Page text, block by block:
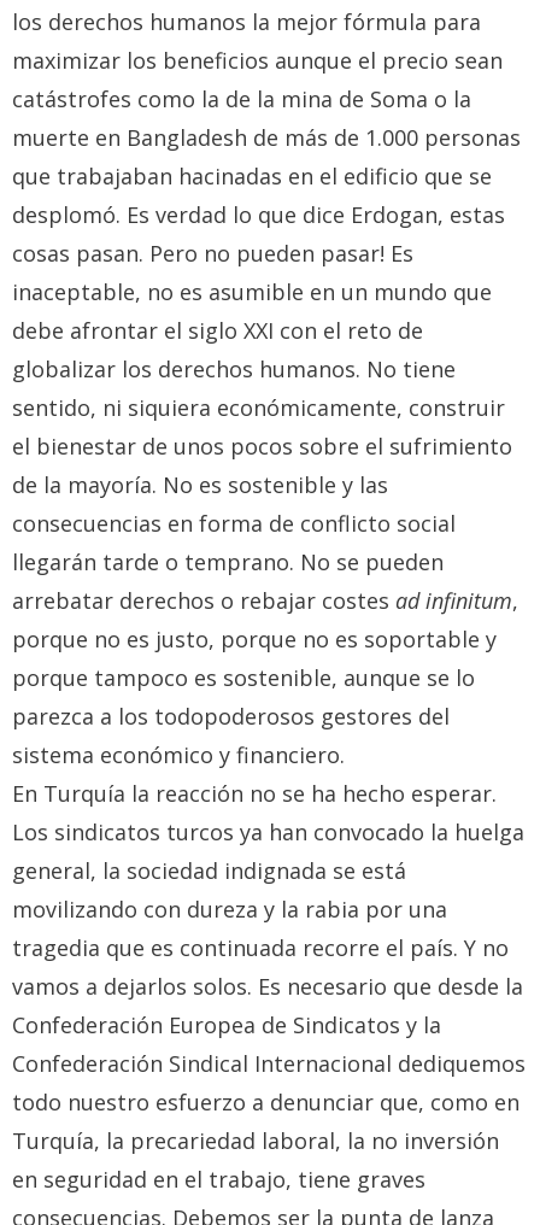
los derechos humanos la mejor fórmula para
maximizar los beneficios aunque el precio sean
catástrofes como la de la mina de Soma o la
muerte en Bangladesh de más de 1.000 personas
que trabajaban hacinadas en el edificio que se
desplomó. Es verdad lo que dice Erdogan, estas
cosas pasan. Pero no pueden pasar! Es
inaceptable, no es asumible en un mundo que
debe afrontar el siglo XXI con el reto de
globalizar los derechos humanos. No tiene
sentido, ni siquiera económicamente, construir
el bienestar de unos pocos sobre el sufrimiento
de la mayoría. No es sostenible y las
consecuencias en forma de conflicto social
llegarán tarde o temprano. No se pueden
arrebatar derechos o rebajar costes ad infinitum,
porque no es justo, porque no es soportable y
porque tampoco es sostenible, aunque se lo
parezca a los todopoderosos gestores del
sistema económico y financiero.
En Turquía la reacción no se ha hecho esperar.
Los sindicatos turcos ya han convocado la huelga
general, la sociedad indignada se está
movilizando con dureza y la rabia por una
tragedia que es continuada recorre el país. Y no
vamos a dejarlos solos. Es necesario que desde la
Confederación Europea de Sindicatos y la
Confederación Sindical Internacional dediquemos
todo nuestro esfuerzo a denunciar que, como en
Turquía, la precariedad laboral, la no inversión
en seguridad en el trabajo, tiene graves
consecuencias. Debemos ser la punta de lanza